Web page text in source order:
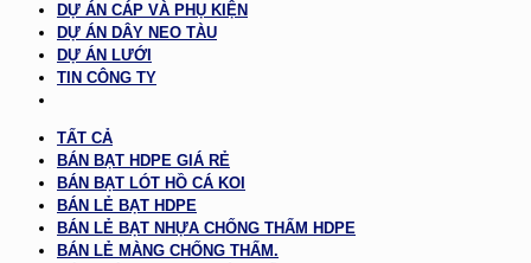
DỰ ÁN CÁP VÀ PHỤ KIỆN
DỰ ÁN DÂY NEO TÀU
DỰ ÁN LƯỚI
TIN CÔNG TY
TẤT CẢ
BÁN BẠT HDPE GIÁ RẺ
BÁN BẠT LÓT HỒ CÁ KOI
BÁN LẺ BẠT HDPE
BÁN LẺ BẠT NHỰA CHỐNG THẤM HDPE
BÁN LẺ MÀNG CHỐNG THẤM.